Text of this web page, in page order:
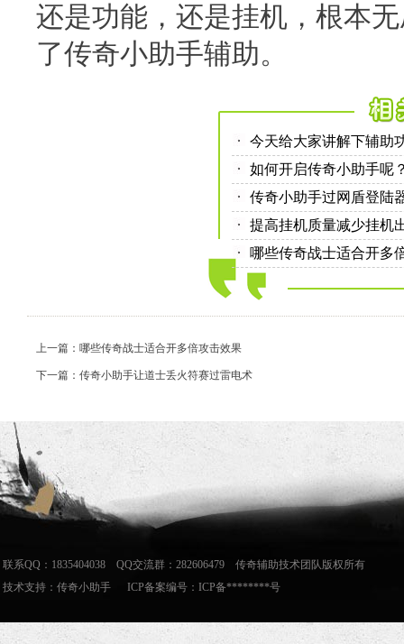
还是功能，还是挂机，根本
了传奇小助手辅助。
今天给大家讲解下辅助
如何开启传奇小助手呢
传奇小助手过网盾登陆
提高挂机质量减少挂机
哪些传奇战士适合开多
上一篇：哪些传奇战士适合开多倍攻击效果
下一篇：传奇小助手让道士丢火符赛过雷电术
联系QQ：1835404038 QQ交流群：282606479 传奇辅助技术团队版权所有
技术支持： 传奇小助手 ICP备案编号：ICP备********号